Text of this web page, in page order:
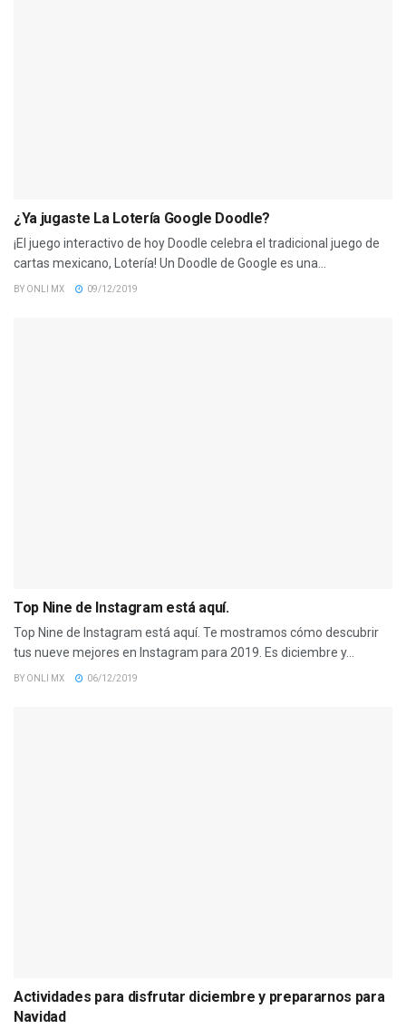
¿Ya jugaste La Lotería Google Doodle?
¡El juego interactivo de hoy Doodle celebra el tradicional juego de
cartas mexicano, Lotería! Un Doodle de Google es una...
BY ONLI MX 09/12/2019
Top Nine de Instagram está aquí.
Top Nine de Instagram está aquí. Te mostramos cómo descubrir
tus nueve mejores en Instagram para 2019. Es diciembre y...
BY ONLI MX 06/12/2019
Actividades para disfrutar diciembre y prepararnos para
Navidad